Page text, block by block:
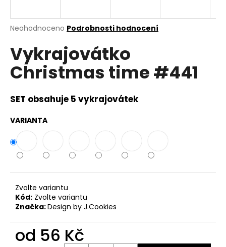
Průměrné
produktu
je
0,0
z
hvězdiček.
Neohodnoceno Podrobnosti hodnocení
Vykrajovátko
Christmas time #441
SET obsahuje 5 vykrajovátek
VARIANTA
Zvolte variantu
Kód: Zvolte variantu
Značka:Design by J.Cookies
od 56 Kč
j
t
?
D
o
p
o
č
u